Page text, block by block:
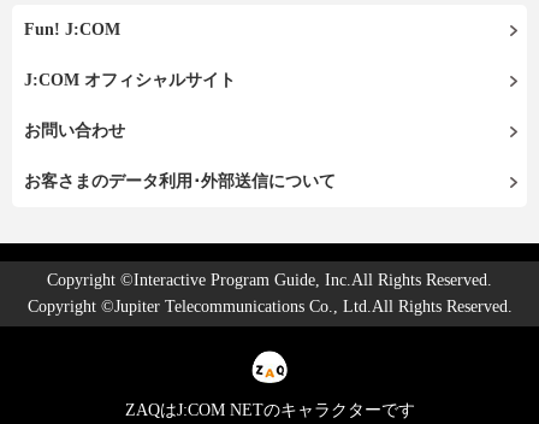
Fun! J:COM
J:COM オフィシャルサイト
お問い合わせ
お客さまのデータ利用･外部送信について
Copyright ©Interactive Program Guide, Inc.All Rights Reserved.
Copyright ©Jupiter Telecommunications Co., Ltd.All Rights Reserved.
ZAQはJ:COM NETのキャラクターです